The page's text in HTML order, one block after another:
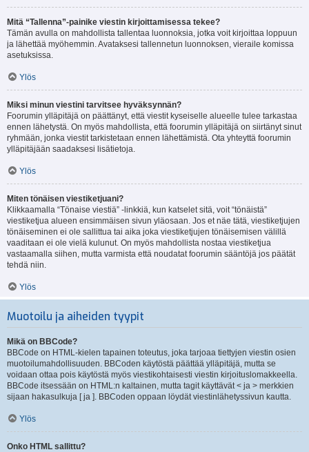
Mitä “Tallenna”-painike viestin kirjoittamisessa tekee?
Tämän avulla on mahdollista tallentaa luonnoksia, jotka voit kirjoittaa loppuun
ja lähettää myöhemmin. Avataksesi tallennetun luonnoksen, vieraile komissa
asetuksissa.
Ylös
Miksi minun viestini tarvitsee hyväksynnän?
Foorumin ylläpitäjä on päättänyt, että viestit kyseiselle alueelle tulee tarkastaa
ennen lähetystä. On myös mahdollista, että foorumin ylläpitäjä on siirtänyt sinut
ryhmään, jonka viestit tarkistetaan ennen lähettämistä. Ota yhteyttä foorumin
ylläpitäjään saadaksesi lisätietoja.
Ylös
Miten tönäisen viestiketjuani?
Klikkaamalla “Tönaise viestiä” -linkkiä, kun katselet sitä, voit “tönäistä”
viestiketjua alueen ensimmäisen sivun yläosaan. Jos et näe tätä, viestiketjujen
tönäiseminen ei ole sallittua tai aika joka viestiketjujen tönäisemisen välillä
vaaditaan ei ole vielä kulunut. On myös mahdollista nostaa viestiketjua
vastaamalla siihen, mutta varmista että noudatat foorumin sääntöjä jos päätät
tehdä niin.
Ylös
Muotoilu ja aiheiden tyypit
Mikä on BBCode?
BBCode on HTML-kielen tapainen toteutus, joka tarjoaa tiettyjen viestin osien
muotoilumahdollisuuden. BBCoden käytöstä päättää ylläpitäjä, mutta se
voidaan ottaa pois käytöstä myös viestikohtaisesti viestin kirjoituslomakkeella.
BBCode itsessään on HTML:n kaltainen, mutta tagit käyttävät < ja > merkkien
sijaan hakasulkuja [ ja ]. BBCoden oppaan löydät viestinlähetyssivun kautta.
Ylös
Onko HTML sallittu?